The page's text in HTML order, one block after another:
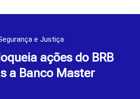
e Justiça
ações do BRB
a Banco Master